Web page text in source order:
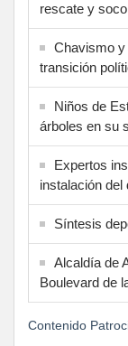
rescate y
Chavismo y
transición
Niños de
árboles en su
Expertos
instalación del
Síntesis
Alcaldía de
Boulevard de
Contenido